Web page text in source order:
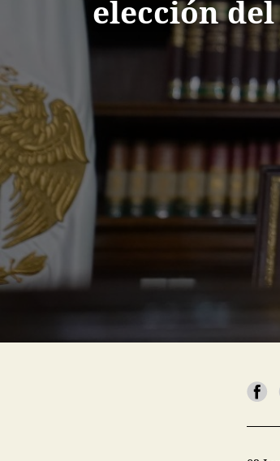
elección